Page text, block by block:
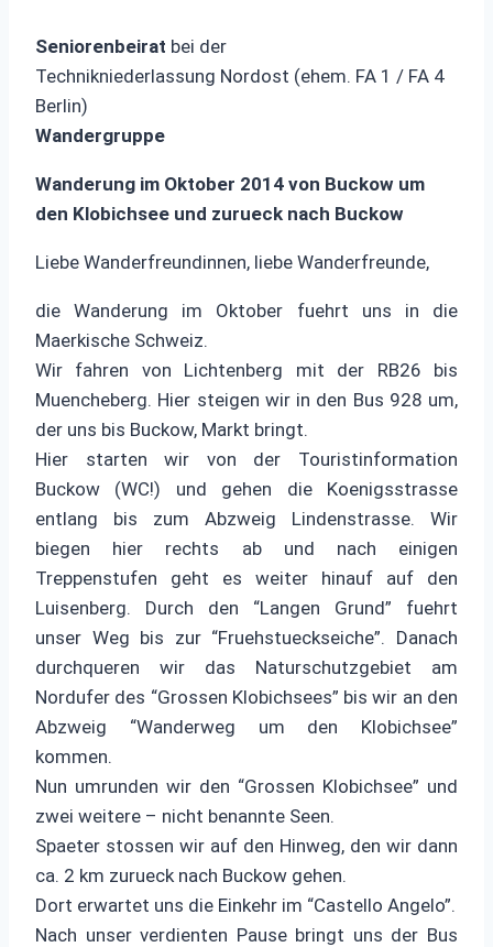
Seniorenbeirat bei der
Technikniederlassung Nordost (ehem. FA 1 / FA 4
Berlin)
Wandergruppe
Wanderung im Oktober 2014 von Buckow um
den Klobichsee und zurueck nach Buckow
Liebe Wanderfreundinnen, liebe Wanderfreunde,
die Wanderung im Oktober fuehrt uns in die
Maerkische Schweiz.
Wir fahren von Lichtenberg mit der RB26 bis
Muencheberg. Hier steigen wir in den Bus 928 um,
der uns bis Buckow, Markt bringt.
Hier starten wir von der Touristinformation
Buckow (WC!) und gehen die Koenigsstrasse
entlang bis zum Abzweig Lindenstrasse. Wir
biegen hier rechts ab und nach einigen
Treppenstufen geht es weiter hinauf auf den
Luisenberg. Durch den “Langen Grund” fuehrt
unser Weg bis zur “Fruehstueckseiche”. Danach
durchqueren wir das Naturschutzgebiet am
Nordufer des “Grossen Klobichsees” bis wir an den
Abzweig “Wanderweg um den Klobichsee”
kommen.
Nun umrunden wir den “Grossen Klobichsee” und
zwei weitere – nicht benannte Seen.
Spaeter stossen wir auf den Hinweg, den wir dann
ca. 2 km zurueck nach Buckow gehen.
Dort erwartet uns die Einkehr im “Castello Angelo”.
Nach unser verdienten Pause bringt uns der Bus